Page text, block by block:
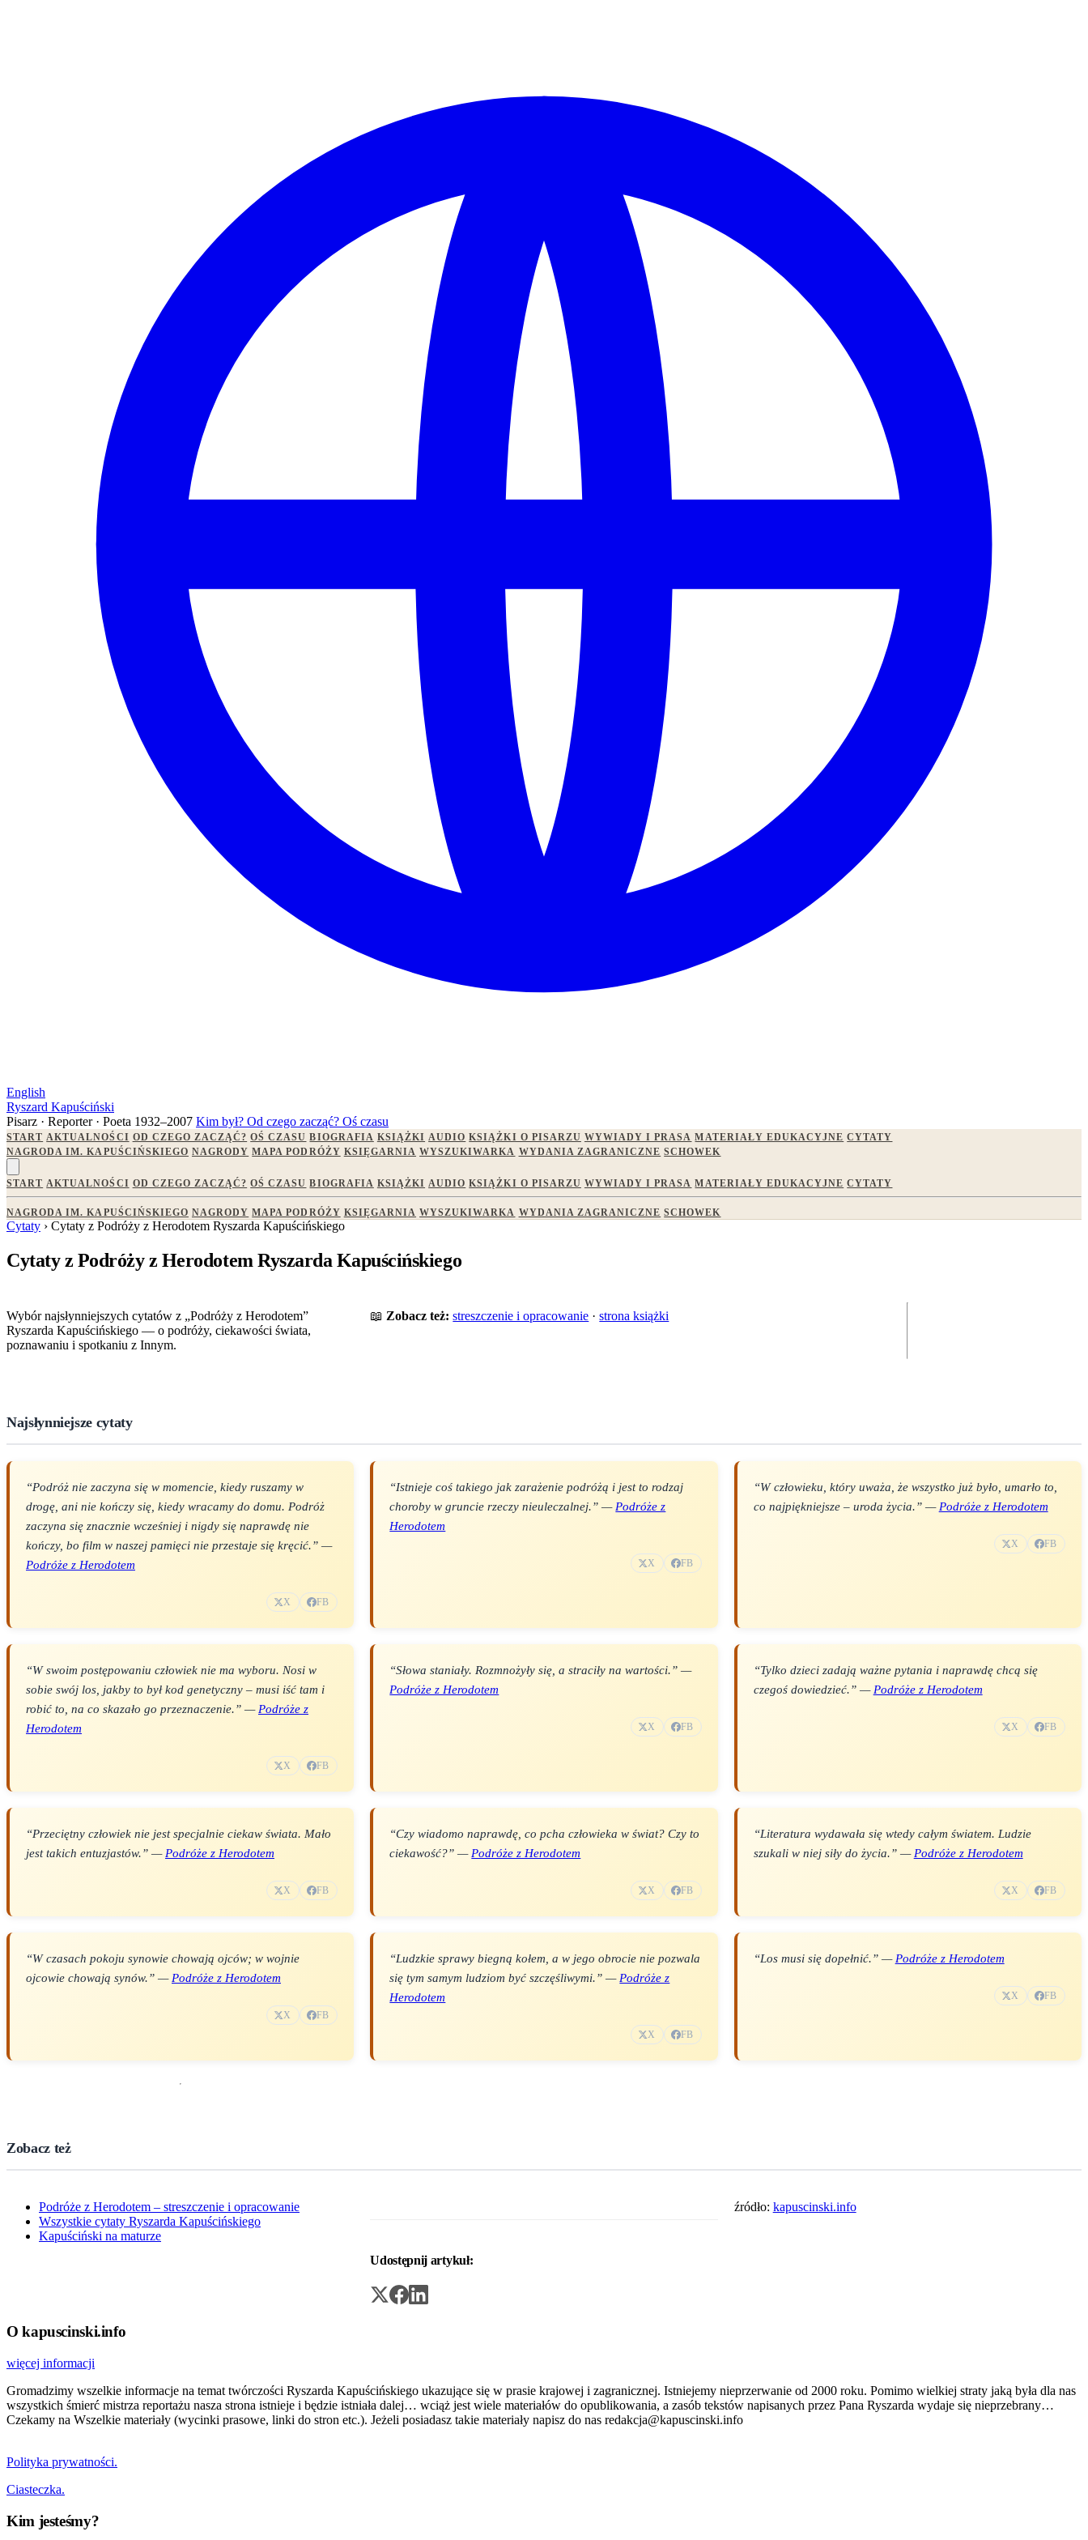
English
Ryszard Kapuściński
Pisarz · Reporter · Poeta 1932–2007 Kim był? Od czego zacząć? Oś czasu
START AKTUALNOŚCI OD CZEGO ZACZĄĆ? OŚ CZASU BIOGRAFIA KSIĄŻKI AUDIO KSIĄŻKI O PISARZU WYWIADY I PRASA MATERIAŁY EDUKACYJNE CYTATY
NAGRODA IM. KAPUŚCIŃSKIEGO NAGRODY MAPA PODRÓŻY KSIĘGARNIA WYSZUKIWARKA WYDANIA ZAGRANICZNE SCHOWEK
START AKTUALNOŚCI OD CZEGO ZACZĄĆ? OŚ CZASU BIOGRAFIA KSIĄŻKI AUDIO KSIĄŻKI O PISARZU WYWIADY I PRASA MATERIAŁY EDUKACYJNE CYTATY
NAGRODA IM. KAPUŚCIŃSKIEGO NAGRODY MAPA PODRÓŻY KSIĘGARNIA WYSZUKIWARKA WYDANIA ZAGRANICZNE SCHOWEK
Cytaty › Cytaty z Podróży z Herodotem Ryszarda Kapuścińskiego
Cytaty z Podróży z Herodotem Ryszarda Kapuścińskiego
Wybór najsłynniejszych cytatów z „Podróży z Herodotem”
Ryszarda Kapuścińskiego — o podróży, ciekawości świata,
poznawaniu i spotkaniu z Innym.
📖 Zobacz też: streszczenie i opracowanie ·strona książki
Najsłynniejsze cytaty
“Podróż nie zaczyna się w momencie, kiedy ruszamy w
drogę, ani nie kończy się, kiedy wracamy do domu. Podróż
zaczyna się znacznie wcześniej i nigdy się naprawdę nie
kończy, bo film w naszej pamięci nie przestaje się kręcić.” —
Podróże z Herodotem
X FB
“Istnieje coś takiego jak zarażenie podróżą i jest to rodzaj
choroby w gruncie rzeczy nieuleczalnej.” — Podróże z
Herodotem
X FB
“W człowieku, który uważa, że wszystko już było, umarło to,
co najpiękniejsze – uroda życia.” — Podróże z Herodotem
X FB
“W swoim postępowaniu człowiek nie ma wyboru. Nosi w
sobie swój los, jakby to był kod genetyczny – musi iść tam i
robić to, na co skazało go przeznaczenie.” — Podróże z
Herodotem
X FB
“Słowa staniały. Rozmnożyły się, a straciły na wartości.” —
Podróże z Herodotem
X FB
“Tylko dzieci zadają ważne pytania i naprawdę chcą się
czegoś dowiedzieć.” — Podróże z Herodotem
X FB
“Przeciętny człowiek nie jest specjalnie ciekaw świata. Mało
jest takich entuzjastów.” — Podróże z Herodotem
X FB
“Czy wiadomo naprawdę, co pcha człowieka w świat? Czy to
ciekawość?” — Podróże z Herodotem
X FB
“Literatura wydawała się wtedy całym światem. Ludzie
szukali w niej siły do życia.” — Podróże z Herodotem
X FB
“W czasach pokoju synowie chowają ojców; w wojnie
ojcowie chowają synów.” — Podróże z Herodotem
X FB
“Ludzkie sprawy biegną kołem, a w jego obrocie nie pozwala
się tym samym ludziom być szczęśliwymi.” — Podróże z
Herodotem
X FB
“Los musi się dopełnić.” — Podróże z Herodotem
X FB
Zobacz też
Podróże z Herodotem – streszczenie i opracowanie
Wszystkie cytaty Ryszarda Kapuścińskiego
Kapuściński na maturze
Udostępnij artykuł:
źródło: kapuscinski.info
O kapuscinski.info
więcej informacji
Gromadzimy wszelkie informacje na temat twórczości Ryszarda Kapuścińskiego ukazujące się w prasie krajowej i zagranicznej. Istniejemy nieprzerwanie od 2000 roku. Pomimo wielkiej straty jaką była dla nas
wszystkich śmierć mistrza reportażu nasza strona istnieje i będzie istniała dalej… wciąż jest wiele materiałów do opublikowania, a zasób tekstów napisanych przez Pana Ryszarda wydaje się nieprzebrany…
Czekamy na Wszelkie materiały (wycinki prasowe, linki do stron etc.). Jeżeli posiadasz takie materiały napisz do nas redakcja@kapuscinski.info
Polityka prywatności.
Ciasteczka.
Kim jesteśmy?